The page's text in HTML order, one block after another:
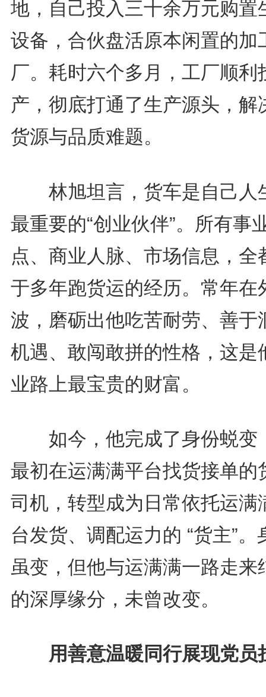
地，自己投入三十余万元购置
设备，合伙盘活原本闲置的加
厂。耗时六个多月，工厂顺利
产，彻底打通了生产源头，解
货源与品质难题。
林旭坦言，货车是自己人
最重要的“创业伙伴”。所有事
点、商业人脉、市场信息，全
于多年跑货运的经历。常年在
波，磨砺出他吃苦耐劳、善于
机遇、敢闯敢拼的性格，这是
业路上最宝贵的财富。
如今，他完成了身份蜕变
最初在运满满平台找货接单的
司机，转型成为日常依托运满
台发货、调配运力的 “货主”。
虽变，但他与运满满一路走来
的深厚缘分，未曾改变。
用善意温暖同行展现党员